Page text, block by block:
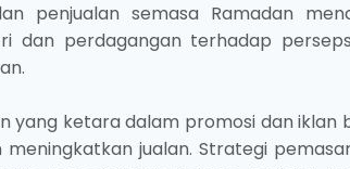
penjualan semasa Ramadan
dan perdagangan terhadap
yang ketara dalam promosi dan iklan
jualan. Strategi